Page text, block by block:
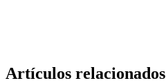
Artículos relacionados